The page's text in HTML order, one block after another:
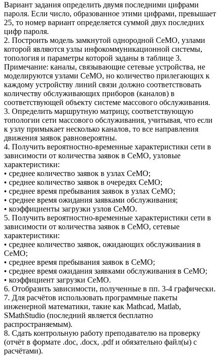
Вариант задания определить двумя последними цифрами
пароля. Если число, образованное этими цифрами, превышает
25, то номер вариант определяется суммой двух последних
цифр пароля.
2. Построить модель замкнутой однородной СеМО, узлами
которой являются узлы инфокоммуникационной системы,
топология и параметры которой заданы в таблице 3.
Примечание: каналы, связывающие сетевые устройства, не
моделируются узлами СеМО, но количество прилегающих к
каждому устройству линий связи должно соответствовать
количеству обслуживающих приборов (каналов) в
соответствующей объекту системе массового обслуживания.
3. Определить маршрутную матрицу, соответствующую
топологии сети массового обслуживания, учитывая, что если
к узлу примыкает несколько каналов, то все направления
движения заявок равновероятны.
4. Получить вероятностно-временные характеристики сети в
зависимости от количества заявок в СеМО, узловые
характеристики:
• среднее количество заявок в узлах СеМО;
• среднее количество заявок в очередях СеМО;
• среднее время пребывания заявок в узлах СеМО;
• среднее время ожидания заявками обслуживания;
• коэффициенты загрузки узлов СеМО.
5. Получить вероятностно-временные характеристики сети в
зависимости от количества заявок в СеМО, сетевые
характеристики:
• среднее количество заявок, ожидающих обслуживания в
СеМО;
• среднее время пребывания заявок в СеМО;
• среднее время ожидания заявками обслуживания в СеМО;
• коэффициент загрузки СеМО.
6. Отобразить зависимости, полученные в пп. 3-4 графически.
7. Для расчётов использовать программные пакеты
инженерной математики, такие как Mathcad, Matlab,
SMathStudio (последний является бесплатно
распространяемым).
8. Сдать контрольную работу преподавателю на проверку
(отчёт в формате .doc, .docx, .pdf и обязательно файл(ы) с
расчётами).